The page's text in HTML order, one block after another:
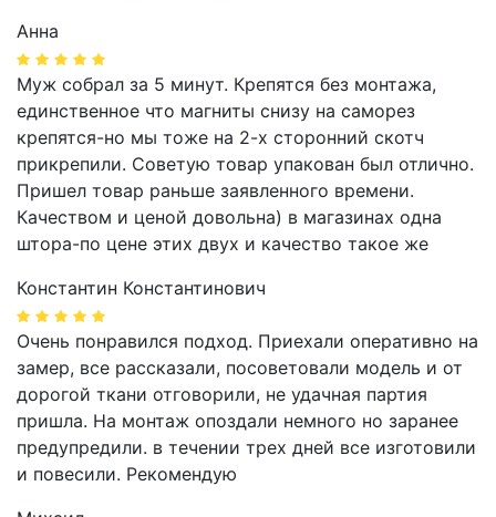
Анна
Муж собрал за 5 минут. Крепятся без монтажа,
единственное что магниты снизу на саморез
крепятся-но мы тоже на 2-х сторонний скотч
прикрепили. Советую товар упакован был отлично.
Пришел товар раньше заявленного времени.
Качеством и ценой довольна) в магазинах одна
штора-по цене этих двух и качество такое же
Константин Константинович
Очень понравился подход. Приехали оперативно на
замер, все рассказали, посоветовали модель и от
дорогой ткани отговорили, не удачная партия
пришла. На монтаж опоздали немного но заранее
предупредили. в течении трех дней все изготовили
и повесили. Рекомендую